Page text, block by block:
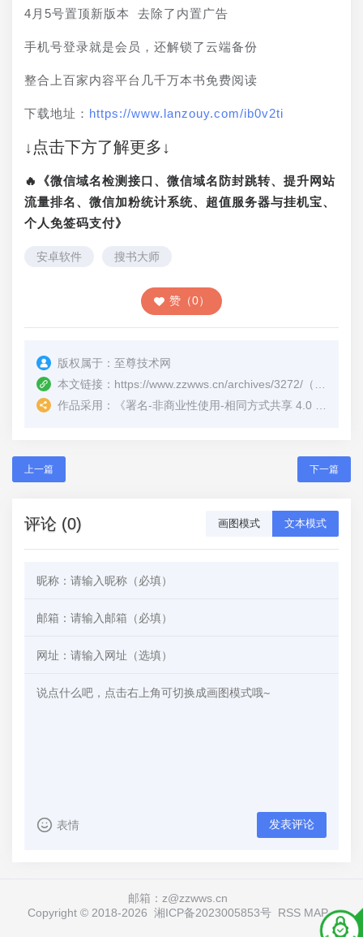
4月5号置顶新版本 去除了内置广告
手机号登录就是会员，还解锁了云端备份
整合上百家内容平台几千万本书免费阅读
下载地址： https://www.lanzouy.com/ib0v2ti
↓点击下方了解更多↓
🔥《微信域名检测接口、微信域名防封跳转、提升网站
流量排名、微信加粉统计系统、超值服务器与挂机宝、
个人免签码支付》
安卓软件 搜书大师
赞（0）
版权属于： 至尊技术网
本文链接： https://www.zzwws.cn/archives/3272/ （转载时请注明本文出处及文章链接）
作品采用：
《署名-非商业性使用-相同方式共享 4.0 国际 (CC BY-NC-SA 4.0)
上一篇 下一篇
评论 (0) 画图模式 文本模式
表情 发表评论
邮箱：z@zzwws.cn
Copyright © 2018-2026 湘ICP备2023005853号 RSS MAP